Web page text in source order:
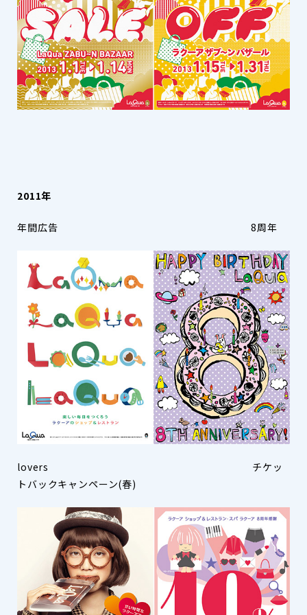
2011年
年間広告 8周年
lovers チケッ
トバックキャンペーン(春)